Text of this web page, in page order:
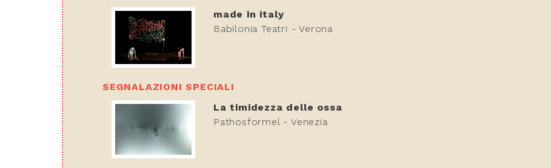
made in italy
Babilonia Teatri - Verona
SEGNALAZIONI SPECIALI
La timidezza delle ossa
Pathosformel - Venezia